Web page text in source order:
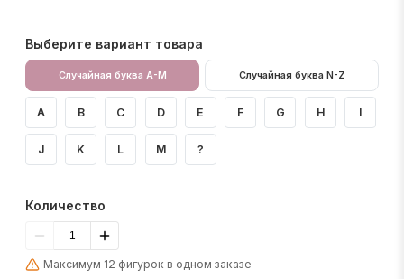
Выберите вариант товара
Случайная буква A-M Случайная буква N-Z
A B C D E F G H I
J K L M ?
Количество
Максимум 12 фигурок в одном заказе